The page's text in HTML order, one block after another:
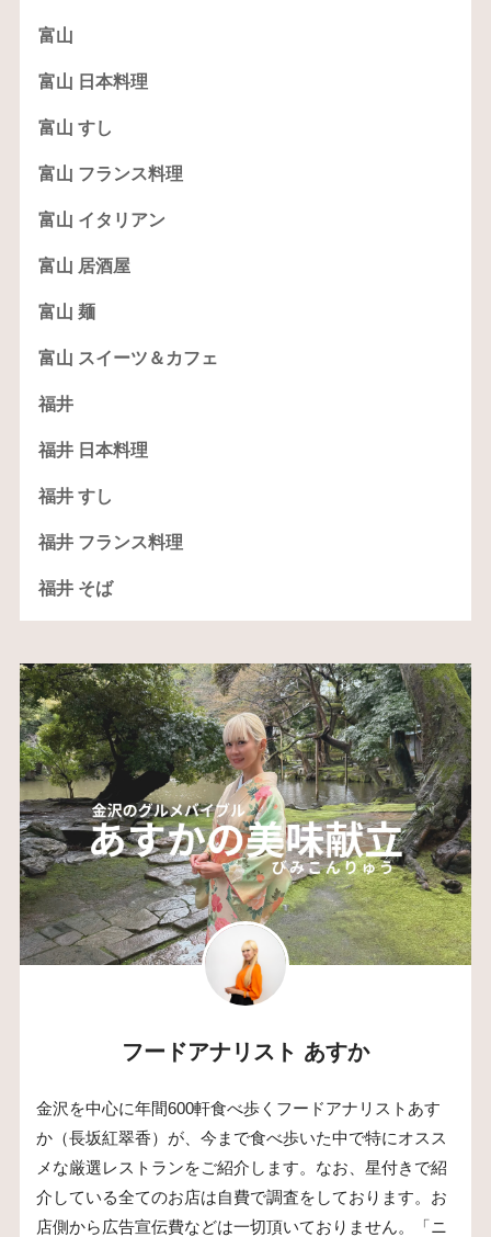
富山
富山 日本料理
富山 すし
富山 フランス料理
富山 イタリアン
富山 居酒屋
富山 麺
富山 スイーツ＆カフェ
福井
福井 日本料理
福井 すし
福井 フランス料理
福井 そば
フードアナリスト あすか
金沢を中心に年間600軒食べ歩くフードアナリストあす
か（長坂紅翠香）が、今まで食べ歩いた中で特にオスス
メな厳選レストランをご紹介します。なお、星付きで紹
介している全てのお店は自費で調査をしております。お
店側から広告宣伝費などは一切頂いておりません。「ニ